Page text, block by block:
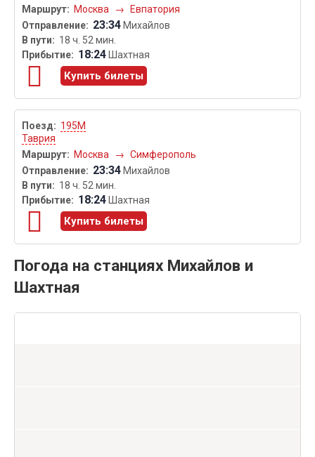
Москва
→ Евпатория
23:34 Михайлов
18 ч. 52 мин.
18:24 Шахтная
Купить билеты
195М
Таврия
Москва
→ Симферополь
23:34 Михайлов
18 ч. 52 мин.
18:24 Шахтная
Купить билеты
Погода на станциях Михайлов и
Шахтная